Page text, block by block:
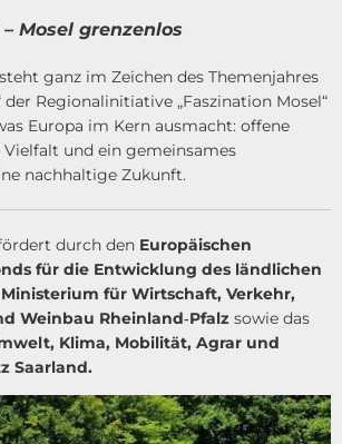
Mosel grenzenlos
ganz im Zeichen des Themenjahres
der Regionalinitiative „Faszination Mosel“
Europa im Kern ausmacht: offene
und ein gemeinsames
nachhaltige Zukunft.
durch den Europäischen
für die Entwicklung des ländlichen
Ministerium für Wirtschaft, Verkehr,
Weinbau Rheinland‑Pfalz sowie das
Klima, Mobilität, Agrar und
Saarland.